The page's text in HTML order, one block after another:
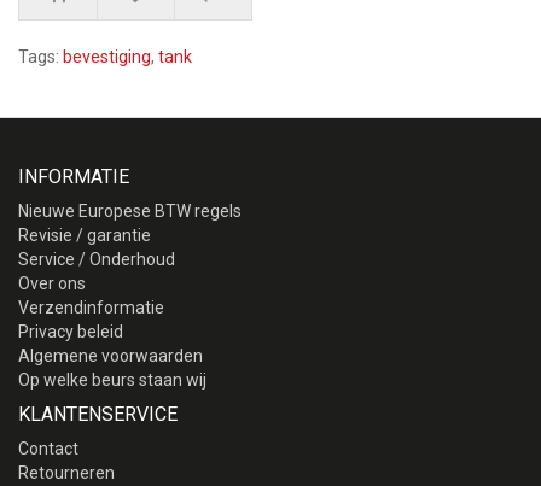
Tags: bevestiging, tank
INFORMATIE
Nieuwe Europese BTW regels
Revisie / garantie
Service / Onderhoud
Over ons
Verzendinformatie
Privacy beleid
Algemene voorwaarden
Op welke beurs staan wij
KLANTENSERVICE
Contact
Retourneren